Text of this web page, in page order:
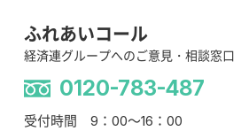
ふれあいコール
経済連グループへのご意見・相談窓口
0120-783-487
受付時間 9：00～16：00